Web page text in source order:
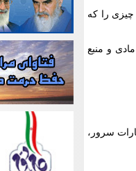
را که
و منبع
سرور،